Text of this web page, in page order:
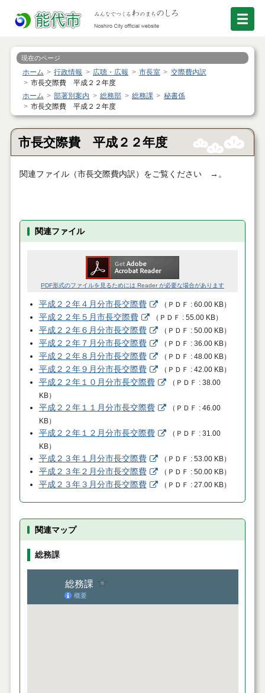
現在のページ
ホーム 行政情報 広聴・広報 市長室
交際費内訳
市長交際費 平成２２年度
ホーム
部署別案内 総務部 総務課
秘書係
市長交際費 平成２２年度
市長交際費 平成２２年度
関連ファイル（市長交際費内訳）をご覧ください →。
関連ファイル
PDF形式のファイルを見るためには Reader が必要な場合があります
平成２２年４月分市長交際費 （ ＰＤＦ 60.00 KB）
平成２２年５月市長交際費 （ ＰＤＦ 55.00 KB）
平成２２年６月分市長交際費 （ ＰＤＦ 50.00 KB）
平成２２年７月分市長交際費 （ ＰＤＦ 36.00 KB）
平成２２年８月分市長交際費 （ ＰＤＦ 48.00 KB）
平成２２年９月分市長交際費 （ ＰＤＦ 42.00 KB）
平成２２年１０月分市長交際費 （ ＰＤＦ
38.00
KB）
平成２２年１１月分市長交際費 （ ＰＤＦ
46.00
KB）
平成２２年１２月分市長交際費 （ ＰＤＦ
31.00
KB）
平成２３年１月分市長交際費 （ ＰＤＦ 53.00 KB）
平成２３年２月分市長交際費 （ ＰＤＦ 50.00 KB）
平成２３年３月分市長交際費 （ ＰＤＦ 27.00 KB）
関連マップ
総務課